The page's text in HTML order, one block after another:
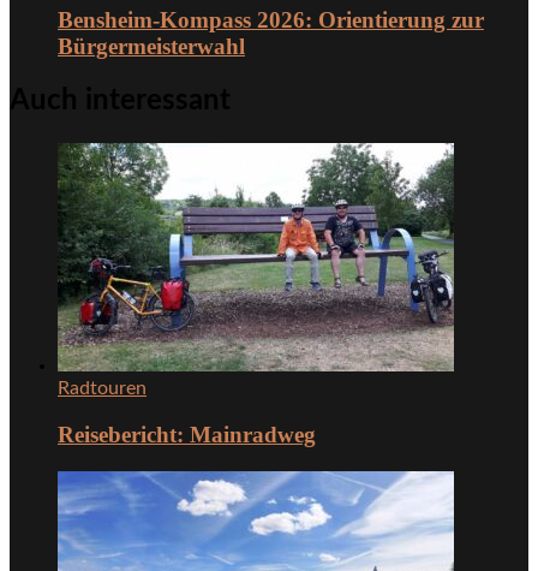
Bensheim-Kompass 2026: Orientierung zur
Bürgermeisterwahl
Auch interessant
Radtouren
Reisebericht: Mainradweg